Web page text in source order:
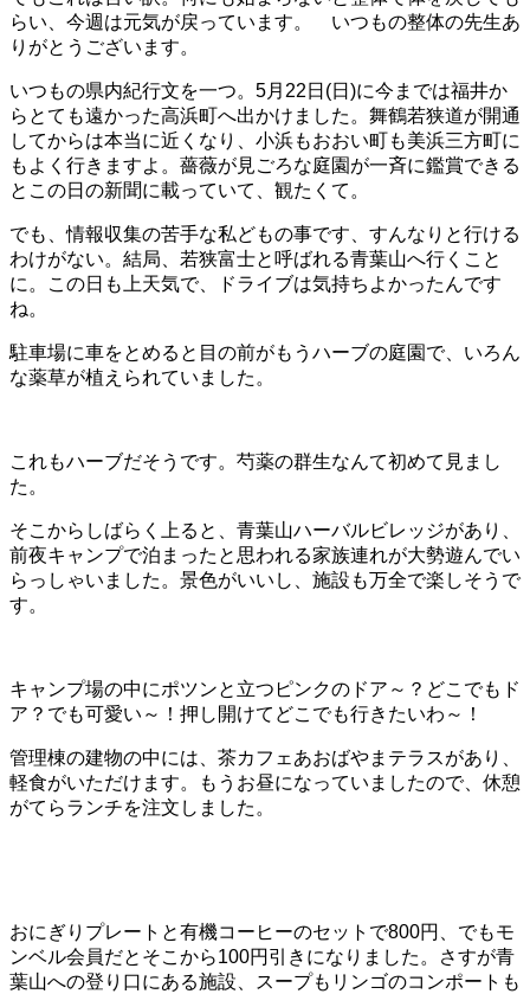
らい、今週は元気が戻っています。 いつもの整体の先生あ
りがとうございます。
いつもの県内紀行文を一つ。5月22日(日)に今までは福井か
らとても遠かった高浜町へ出かけました。舞鶴若狭道が開通
してからは本当に近くなり、小浜もおおい町も美浜三方町に
もよく行きますよ。薔薇が見ごろな庭園が一斉に鑑賞できる
とこの日の新聞に載っていて、観たくて。
でも、情報収集の苦手な私どもの事です、すんなりと行ける
わけがない。結局、若狭富士と呼ばれる青葉山へ行くこと
に。この日も上天気で、ドライブは気持ちよかったんです
ね。
駐車場に車をとめると目の前がもうハーブの庭園で、いろん
な薬草が植えられていました。
これもハーブだそうです。芍薬の群生なんて初めて見まし
た。
そこからしばらく上ると、青葉山ハーバルビレッジがあり、
前夜キャンプで泊まったと思われる家族連れが大勢遊んでい
らっしゃいました。景色がいいし、施設も万全で楽しそうで
す。
キャンプ場の中にポツンと立つピンクのドア～？どこでもド
ア？でも可愛い～！押し開けてどこでも行きたいわ～！
管理棟の建物の中には、茶カフェあおばやまテラスがあり、
軽食がいただけます。もうお昼になっていましたので、休憩
がてらランチを注文しました。
おにぎりプレートと有機コーヒーのセットで800円、でもモ
ンベル会員だとそこから100円引きになりました。さすが青
葉山への登り口にある施設、スープもリンゴのコンポートも